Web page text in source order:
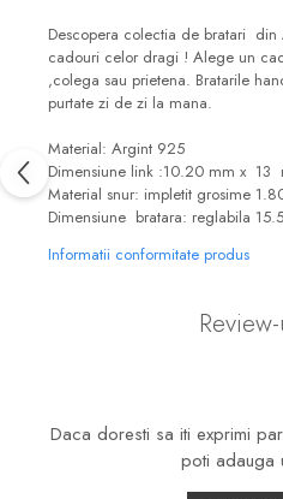
Descopera colectia de bratari
cadouri celor dragi ! Alege un
,colega sau prietena. Bratarile
purtate zi de zi la mana.
Material: Argint 925
Dimensiune link :10.20 mm x 13
Material snur: impletit grosime
Dimensiune bratara: reglabila
Informatii conformitate produs
Daca doresti sa iti exprimi
poti adauga